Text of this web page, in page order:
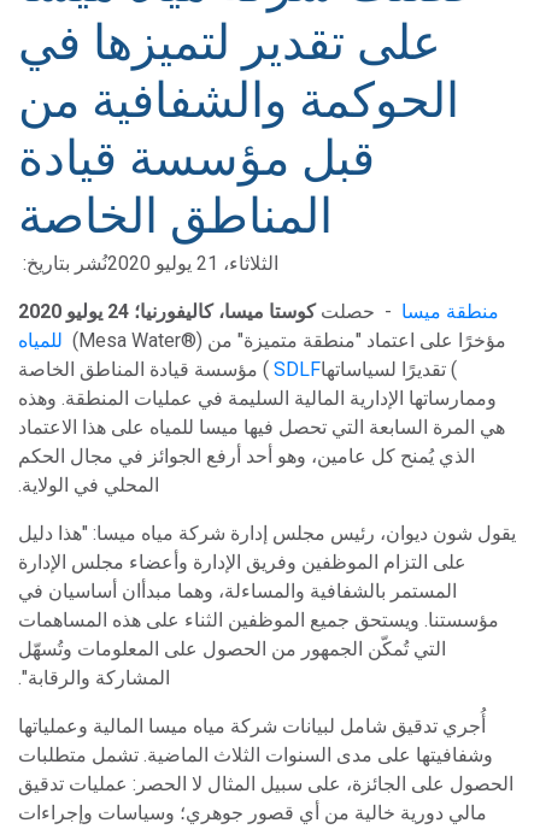
على تقدير لتميزها في
الحوكمة والشفافية من
قبل مؤسسة قيادة
المناطق الخاصة
نُشر بتاريخ: الثلاثاء، 21 يوليو 2020
كوستا ميسا، كاليفورنيا؛ 24 يوليو 2020- حصلتمنطقة ميسا
للمياه(Mesa Water®) مؤخرًا على اعتماد "منطقة متميزة" من
مؤسسة قيادة المناطق الخاصة (SDLF) تقديرًا لسياساتها
وممارساتها الإدارية المالية السليمة في عمليات المنطقة. وهذه
هي المرة السابعة التي تحصل فيها ميسا للمياه على هذا الاعتماد
الذي يُمنح كل عامين، وهو أحد أرفع الجوائز في مجال الحكم
المحلي في الولاية.
يقول شون ديوان، رئيس مجلس إدارة شركة مياه ميسا: "هذا دليل
على التزام الموظفين وفريق الإدارة وأعضاء مجلس الإدارة
المستمر بالشفافية والمساءلة، وهما مبدأان أساسيان في
مؤسستنا. ويستحق جميع الموظفين الثناء على هذه المساهمات
التي تُمكّن الجمهور من الحصول على المعلومات وتُسهّل
المشاركة والرقابة".
أُجري تدقيق شامل لبيانات شركة مياه ميسا المالية وعملياتها
وشفافيتها على مدى السنوات الثلاث الماضية. تشمل متطلبات
الحصول على الجائزة، على سبيل المثال لا الحصر: عمليات تدقيق
مالي دورية خالية من أي قصور جوهري؛ وسياسات وإجراءات